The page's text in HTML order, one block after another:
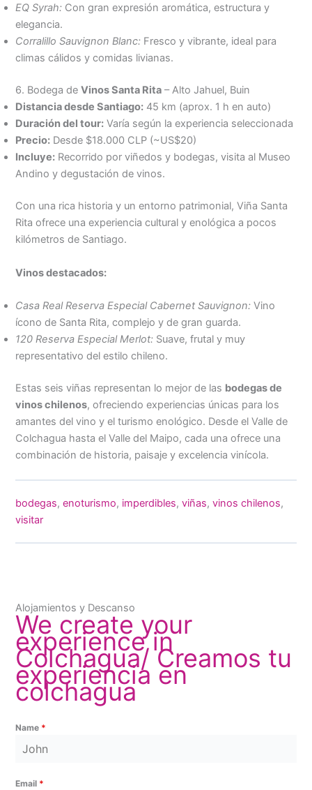
EQ Syrah: Con gran expresión aromática, estructura y
elegancia.
Corralillo Sauvignon Blanc: Fresco y vibrante, ideal para
climas cálidos y comidas livianas.
6. Bodega deVinos Santa Rita – Alto Jahuel, Buin
Distancia desde Santiago: 45 km (aprox. 1 h en auto)
Duración del tour: Varía según la experiencia seleccionada
Precio: Desde $18.000 CLP (~US$20)
Incluye: Recorrido por viñedos y bodegas, visita al Museo
Andino y degustación de vinos.
Con una rica historia y un entorno patrimonial, Viña Santa
Rita ofrece una experiencia cultural y enológica a pocos
kilómetros de Santiago.
Vinos destacados:
Casa Real Reserva Especial Cabernet Sauvignon: Vino
ícono de Santa Rita, complejo y de gran guarda.
120 Reserva Especial Merlot: Suave, frutal y muy
representativo del estilo chileno.
Estas seis viñas representan lo mejor de las bodegas de
vinos chilenos, ofreciendo experiencias únicas para los
amantes del vino y el turismo enológico. Desde el Valle de
Colchagua hasta el Valle del Maipo, cada una ofrece una
combinación de historia, paisaje y excelencia vinícola.
bodegas, enoturismo, imperdibles, viñas, vinos chilenos
visitar
Alojamientos y Descanso
We create your
experience in
Colchagua/ Creamos tu
experiencia en
colchagua
Name *
Email *